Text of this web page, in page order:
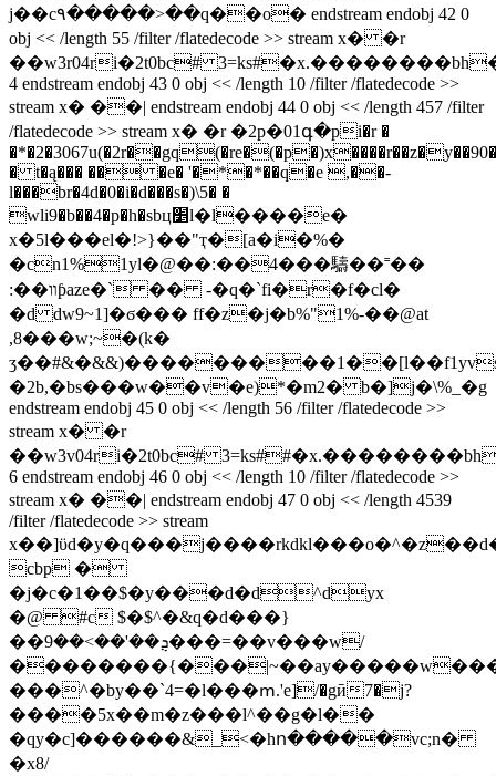
j��c٩�����>��q��o� endstream endobj 42 0
obj << /length 55 /filter /flatedecode >> stream x� �r
��w3r04ri�2t0bc#
4 endstream endobj 43 0 obj << /length 10 /filter /flatedecode >>
stream x� ��| endstream endobj 44 0 obj << /length 457 /filter
/flatedecode >> stream x� �r �2p�01գ�pi�r �
� t�ą��� �� �e� '�*�*��q�e ,��-
l���br�4d�0�i�d���s�)\5� �
wli9�b��4�p�h�sbц׵l�l����e�
x�5l���el�!>}��"ҭ�[a�i�%�
�cn1%1yl�@��:��4���䮻��˭��
:��װƥaze�` �� -�q�`fi�r�f�cl�
�d dw9~1]�ϭ��� ff�z�j�b%"1%-��@at
,8���w;~�(k�
�2b,�bs���w��v�e)*�m2� b�]j�\%_�g
endstream endobj 45 0 obj << /length 56 /filter /flatedecode >>
stream x� �r
��w3v04ri�2t0bc#
6 endstream endobj 46 0 obj << /length 10 /filter /flatedecode >>
stream x� ��| endstream endobj 47 0 obj << /length 4539
/filter /flatedecode >> stream
cbp �
�j�c�1��$�y���d�d^dyx
�@ #c $�$^�&q�d���}
��ܯ��'��>��9���=��v���w/
���^�by��`4=�l���ՠ.'e]/�gӣ7�j?
����5x��m�z���l^��g�l��
�qy�c]��͏����&_<�hո�����vc;n�
�x8/